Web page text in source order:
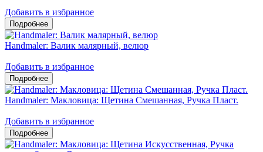
Добавить в избранное
Handmaler: Валик малярный, велюр
Добавить в избранное
Handmaler: Макловица: Щетина Смешанная, Ручка Пласт.
Добавить в избранное